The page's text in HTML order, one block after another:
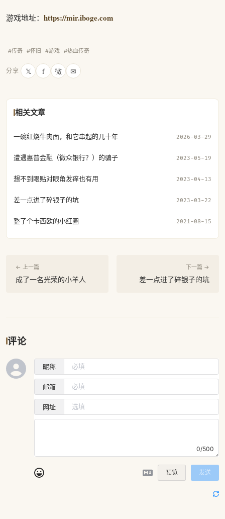
游戏地址： https://mir.iboge.com
#传奇 #怀旧 #游戏 #热血传奇
分享 𝕏 f 微 ✉
相关文章
一碗红烧牛肉面，和它串起的几十年 2026-03-29
遭遇惠普金融（微众银行？）的骗子 2023-05-19
想不到眼贴对眼角发痒也有用 2023-04-13
差一点进了碎银子的坑 2023-03-22
整了个卡西欧的小红圈 2021-08-15
← 上一篇
成了一名光荣的小羊人
下一篇 →
差一点进了碎银子的坑
评论
昵称
邮箱
网址
0/500
预览 发送